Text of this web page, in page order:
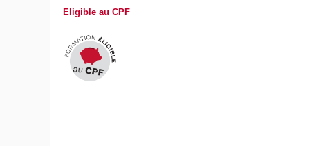
Eligible au CPF